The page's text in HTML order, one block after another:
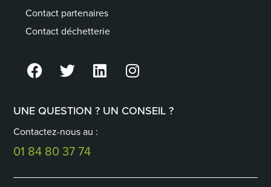
Contact partenaires
Contact déchetterie
UNE QUESTION ? UN CONSEIL ?
Contactez-nous au :
01 84 80 37 74